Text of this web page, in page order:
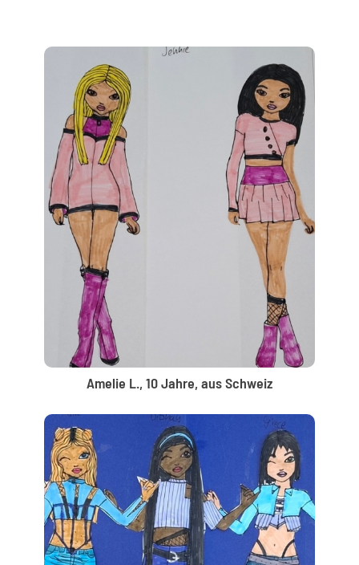
Amelie L., 10 Jahre, aus Schweiz